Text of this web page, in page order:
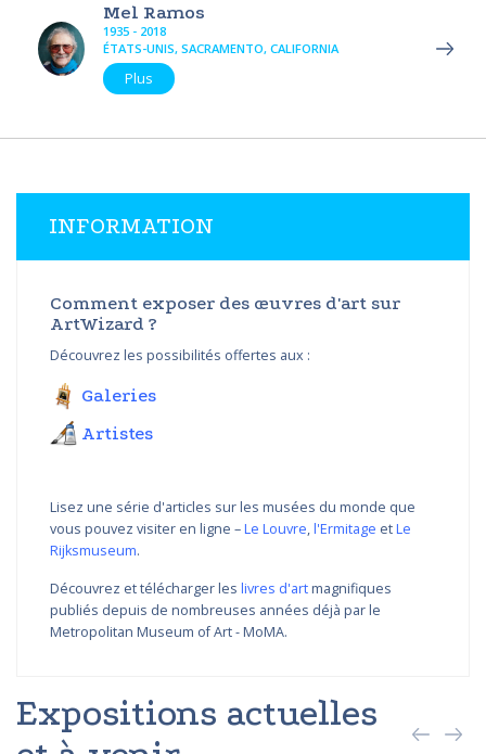
Mel Ramos
1935 - 2018
ÉTATS-UNIS, SACRAMENTO, CALIFORNIA
Plus
INFORMATION
Comment exposer des œuvres d'art sur
ArtWizard ?
Découvrez les possibilités offertes aux :
Galeries
Artistes
Lisez une série d'articles sur les musées du monde que
vous pouvez visiter en ligne –Le Louvre,l'Ermitage etLe
Rijksmuseum.
Découvrez et télécharger les livres d'artmagnifiques
publiés depuis de nombreuses années déjà par le
Metropolitan Museum of Art - MoMA.
Expositions actuelles